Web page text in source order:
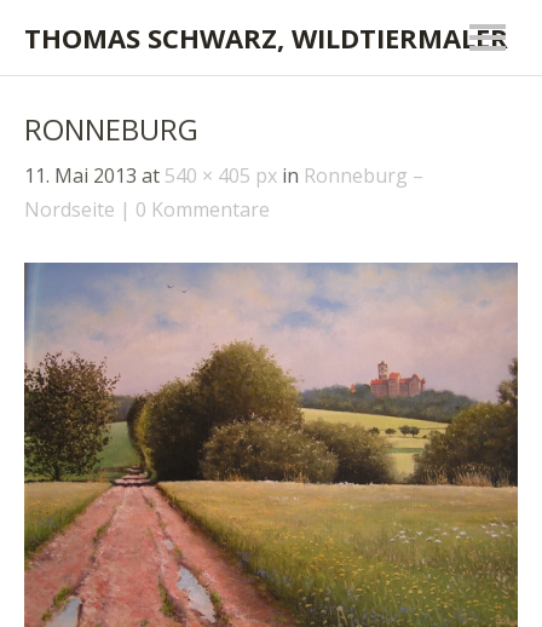
THOMAS SCHWARZ, WILDTIERMALER
RONNEBURG
11. Mai 2013 at 540 × 405 px in Ronneburg –
Nordseite
0 Kommentare